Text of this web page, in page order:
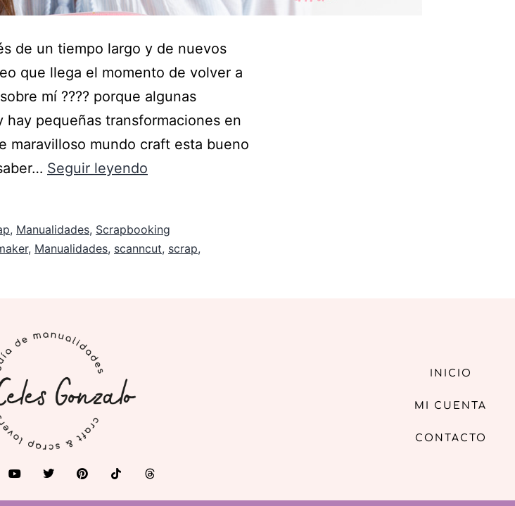
de un tiempo largo y de nuevos
que llega el momento de volver a
mí ???? porque algunas
hay pequeñas transformaciones en
maravilloso mundo craft esta bueno
Seguir leyendo
, Manualidades, Scrapbooking
, Manualidades, scanncut, scrap,
INICIO
MI CUENTA
CONTACTO